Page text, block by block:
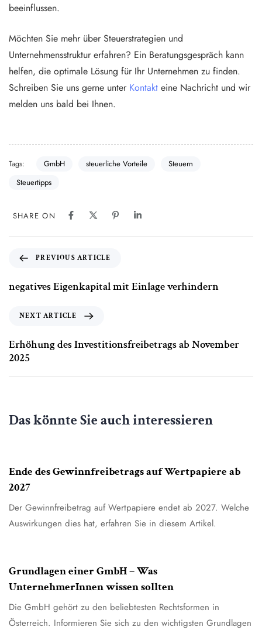
beeinflussen.
Möchten Sie mehr über Steuerstrategien und
Unternehmensstruktur erfahren? Ein Beratungsgespräch kann
helfen, die optimale Lösung für Ihr Unternehmen zu finden.
Schreiben Sie uns gerne unter Kontakt eine Nachricht und wir
melden uns bald bei Ihnen.
Tags: GmbH steuerliche Vorteile
Steuern
Steuertipps
SHARE ON
PREVIOUS ARTICLE
negatives Eigenkapital mit Einlage verhindern
NEXT ARTICLE
Erhöhung des Investitionsfreibetrags ab November
2025
Das könnte Sie auch interessieren
Ende des Gewinnfreibetrags auf Wertpapiere ab
2027
Der Gewinnfreibetrag auf Wertpapiere endet ab 2027. Welche
Auswirkungen dies hat, erfahren Sie in diesem Artikel.
Grundlagen einer GmbH – Was
UnternehmerInnen wissen sollten
Die GmbH gehört zu den beliebtesten Rechtsformen in
Österreich. Informieren Sie sich zu den wichtigsten Grundlagen